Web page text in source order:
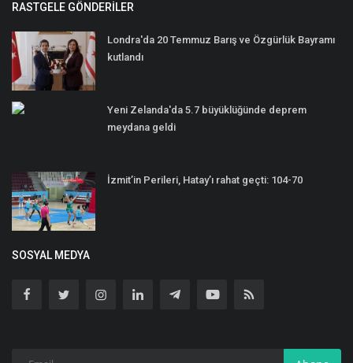
RASTGELE GÖNDERILER
Londra'da 20 Temmuz Barış ve Özgürlük Bayramı
kutlandı
Yeni Zelanda'da 5.7 büyüklüğünde deprem
meydana geldi
İzmit’in Perileri, Hatay’ı rahat geçti: 104-70
SOSYAL MEDYA